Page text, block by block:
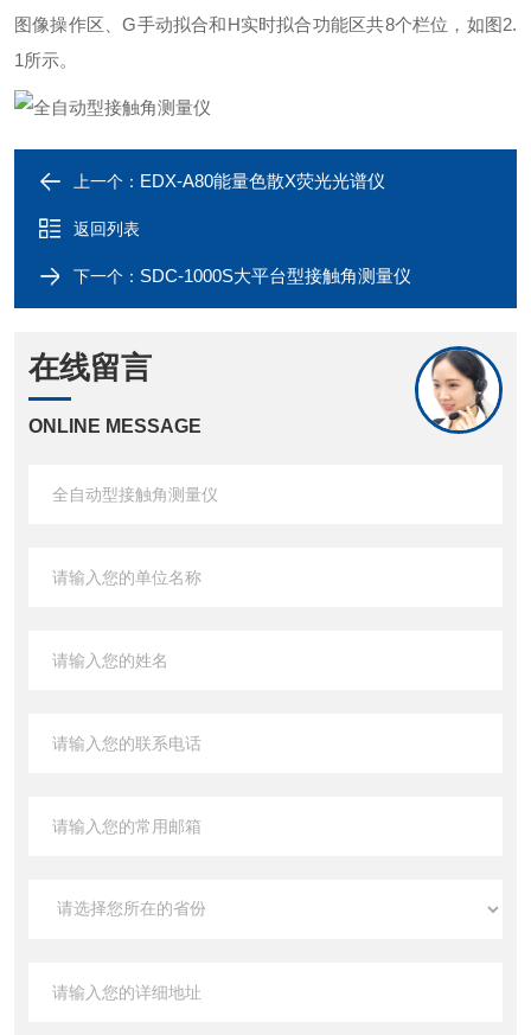
图像操作区、G手动拟合和H实时拟合功能区共8个栏位，如图2.
1所示。
上一个： EDX-A80能量色散X荧光光谱仪
返回列表
下一个： SDC-1000S大平台型接触角测量仪
在线留言
ONLINE MESSAGE